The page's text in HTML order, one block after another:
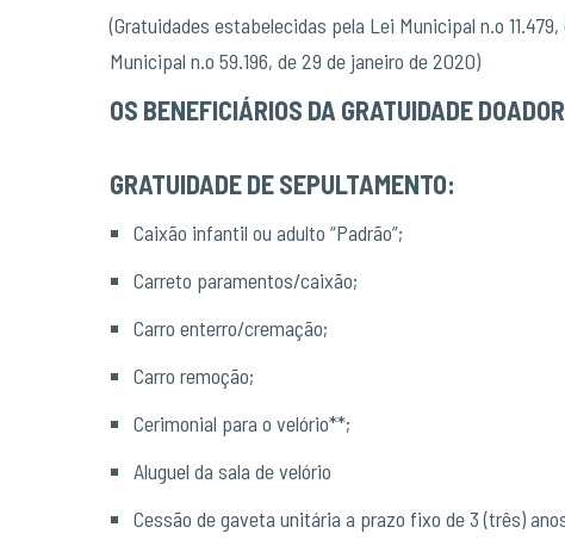
(Gratuidades estabelecidas pela Lei Municipal n.o
Municipal n.o 59.196, de 29 de janeiro de 2020)
OS BENEFICIÁRIOS DA GRATUIDADE
GRATUIDADE DE SEPULTAMENTO:
Caixão infantil ou adulto “Padrão”;
Carreto paramentos/caixão;
Carro enterro/cremação;
Carro remoção;
Cerimonial para o velório**;
Aluguel da sala de velório
Cessão de gaveta unitária a prazo fixo de 3 (três)